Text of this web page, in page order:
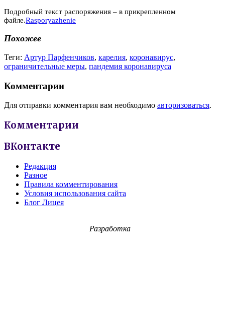
Подробный текст распоряжения – в прикрепленном
файле.Rasporyazhenie
Похожее
Теги: Артур Парфенчиков, карелия, коронавирус,
ограничительные меры, пандемия коронавируса
Комментарии
Для отправки комментария вам необходимо авторизоваться.
Комментарии
ВКонтакте
Редакция
Разное
Правила комментирования
Условия использования сайта
Блог Лицея
Разработка